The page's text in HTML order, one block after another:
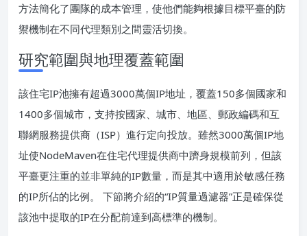
方法簡化了團隊的成本管理，使他們能夠根據目標平臺的防
禦機制在不同代理類別之間靈活切換。
研究範圍與地理覆蓋範圍
該住宅IP池擁有超過3000萬個IP地址，覆蓋150多個國家和
1400多個城市，支持按國家、城市、地區、郵政編碼和互
聯網服務提供商（ISP）進行定向投放。雖然3000萬個IP地
址使NodeMaven在住宅代理提供商中躋身規模前列，但該
平臺更注重的並非單純的IP數量，而是其中適用於敏感任務
的IP所佔的比例。 下節將介紹的“IP質量過濾器”正是確保從
該池中提取的IP在分配前達到高標準的機制。